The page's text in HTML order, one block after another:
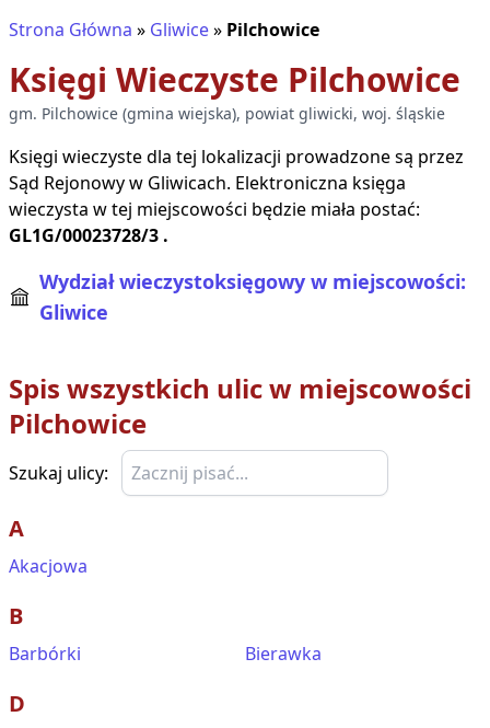
Strona Główna » Gliwice» Pilchowice
Księgi Wieczyste Pilchowice
gm. Pilchowice (gmina wiejska), powiat gliwicki, woj. śląskie
Księgi wieczyste dla tej lokalizacji prowadzone są przez
Sąd Rejonowy w Gliwicach. Elektroniczna księga
wieczysta w tej miejscowości będzie miała postać:
GL1G/00023728/3 .
Wydział wieczystoksięgowy w miejscowości:
Gliwice
Spis wszystkich ulic w miejscowości
Pilchowice
Szukaj ulicy:
A
Akacjowa
B
Barbórki Bierawka
D